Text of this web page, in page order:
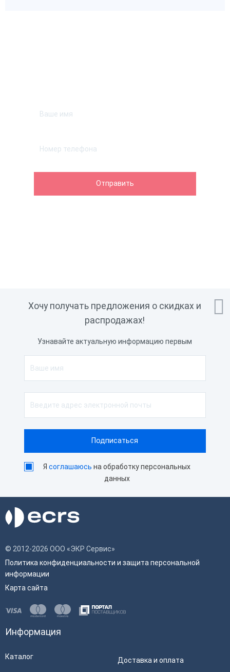

Хочу получать предложения о скидках и
распродажах!
Узнавайте актуальную информацию первым
Ясоглашаюсь на обработку персональных
данных
© 2012-2026 ООО «ЭКР Сервис»
Политика конфиденциальности и защита персональной
информации
Карта сайта
Информация
Каталог Доставка и оплата